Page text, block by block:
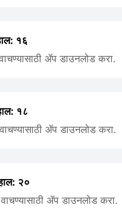
१६
ॲप डाउनलोड करा.
१८
ॲप डाउनलोड करा.
२०
ॲप डाउनलोड करा.